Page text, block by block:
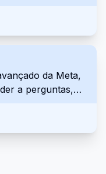
da Meta,
a perguntas,